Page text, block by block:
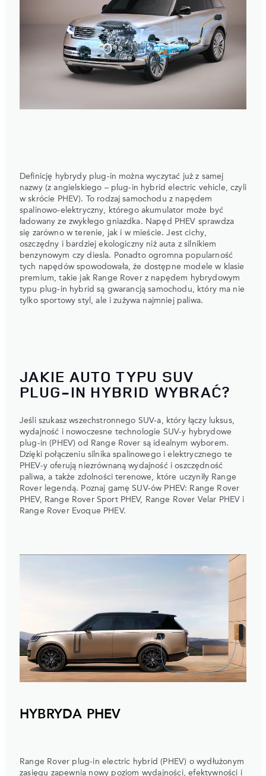
Definicję hybrydy plug-in można wyczytać już z samej
nazwy (z angielskiego – plug-in hybrid electric vehicle, czyli
w skrócie PHEV). To rodzaj samochodu z napędem
spalinowo-elektryczny, którego akumulator może być
ładowany ze zwykłego gniazdka. Napęd PHEV sprawdza
się zarówno w terenie, jak i w mieście. Jest cichy,
oszczędny i bardziej ekologiczny niż auta z silnikiem
benzynowym czy diesla. Ponadto ogromna popularność
tych napędów spowodowała, że dostępne modele w klasie
premium, takie jak Range Rover z napędem hybrydowym
typu plug-in hybrid są gwarancją samochodu, który ma nie
tylko sportowy styl, ale i zużywa najmniej paliwa.
JAKIE AUTO TYPU SUV
PLUG-IN HYBRID WYBRAĆ?
Jeśli szukasz wszechstronnego SUV-a, który łączy luksus,
wydajność i nowoczesne technologie SUV-y hybrydowe
plug-in (PHEV) od Range Rover są idealnym wyborem.
Dzięki połączeniu silnika spalinowego i elektrycznego te
PHEV-y oferują niezrównaną wydajność i oszczędność
paliwa, a także zdolności terenowe, które uczyniły Range
Rover legendą. Poznaj gamę SUV-ów PHEV: Range Rover
PHEV, Range Rover Sport PHEV, Range Rover Velar PHEV i
Range Rover Evoque PHEV.
HYBRYDA PHEV
Range Rover plug-in electric hybrid (PHEV) o wydłużonym
zasięgu zapewnia nowy poziom wydajności, efektywności i